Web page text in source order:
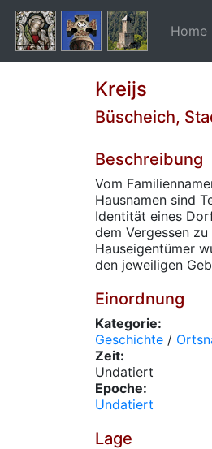
Home
Kreijs
Büscheich,
Beschreibung
Vom
Hausnamen sind
Identität eines
dem Vergessen
Hauseigentümer
den jeweiligen
Einordnung
Kategorie:
Geschichte /
Zeit:
Undatiert
Epoche:
Undatiert
Lage